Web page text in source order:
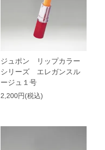
ジュポン リップカラー
シリーズ エレガンスル
ージュ１号
2,200円(税込)